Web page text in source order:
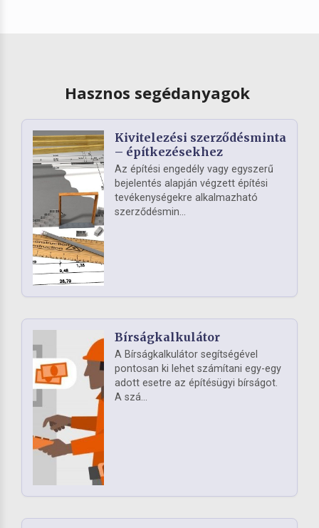
Hasznos segédanyagok
Kivitelezési szerződésminta
– építkezésekhez
Az építési engedély vagy egyszerű
bejelentés alapján végzett építési
tevékenységekre alkalmazható
szerződésmin...
Bírságkalkulátor
A Bírságkalkulátor segítségével
pontosan ki lehet számítani egy-egy
adott esetre az építésügyi bírságot.
A szá...